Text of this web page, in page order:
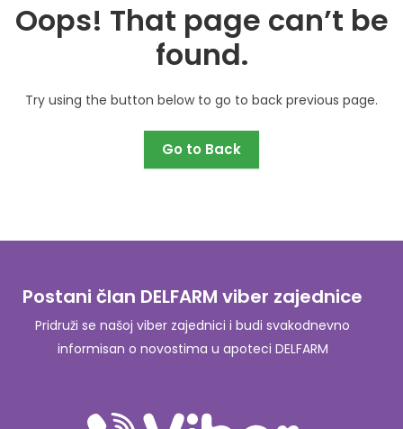
Oops! That page can’t be
found.
Try using the button below to go to back previous page.
Go to Back
Postani član DELFARM viber zajednice
Pridruži se našoj viber zajednici i budi svakodnevno
informisan o novostima u apoteci DELFARM